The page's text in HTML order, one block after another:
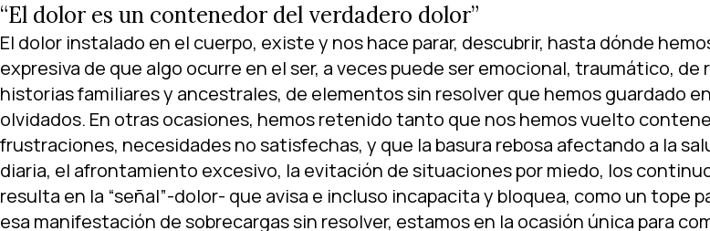
“El dolor es un contenedor del verdadero dolor”
El dolor instalado en el cuerpo, existe y nos hace parar, descubrir, hasta dónde
expresiva de que algo ocurre en el ser, a veces puede ser emocional, traumático,
historias familiares y ancestrales, de elementos sin resolver que hemos guardado
olvidados. En otras ocasiones, hemos retenido tanto que nos hemos vuelto
frustraciones, necesidades no satisfechas, y que la basura rebosa afectando a la
diaria, el afrontamiento excesivo, la evitación de situaciones por miedo, los
resulta en la “señal”-dolor- que avisa e incluso incapacita y bloquea, como un tope
esa manifestación de sobrecargas sin resolver, estamos en la ocasión única para